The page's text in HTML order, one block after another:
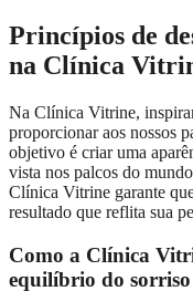
Princípios de
na Clínica
Na Clínica Vitrine,
proporcionar aos nossos
objetivo é criar uma
vista nos palcos do
Clínica Vitrine garante
resultado que reflita sua
Como a Clínica
equilíbrio do sorriso